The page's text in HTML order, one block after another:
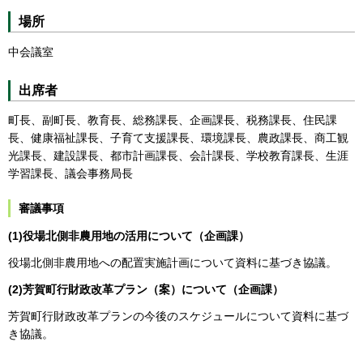
場所
中会議室
出席者
町長、副町長、教育長、総務課長、企画課長、税務課長、住民課
長、健康福祉課長、子育て支援課長、環境課長、農政課長、商工観
光課長、建設課長、都市計画課長、会計課長、学校教育課長、生涯
学習課長、議会事務局長
審議事項
(1)役場北側非農用地の活用について（企画課）
役場北側非農用地への配置実施計画について資料に基づき協議。
(2)芳賀町行財政改革プラン（案）について（企画課）
芳賀町行財政改革プランの今後のスケジュールについて資料に基づ
き協議。